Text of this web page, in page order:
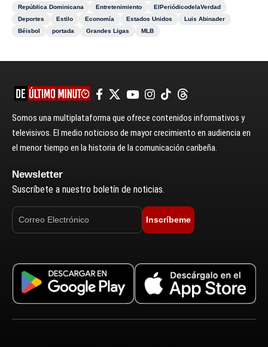
República Dominicana
Entretenimiento
ElPeriódicodelaVerdad
Deportes
Estilo Economía Estados Unidos
Luis Abinader
Béisbol
portada Grandes Ligas MLB
Somos una multiplataforma que ofrece contenidos informativos y
televisivos. El medio noticioso de mayor crecimiento en audiencia en
el menor tiempo en la historia de la comunicación caribeña.
Newsletter
Suscríbete a nuestro boletín de noticias.
Inscríbeme